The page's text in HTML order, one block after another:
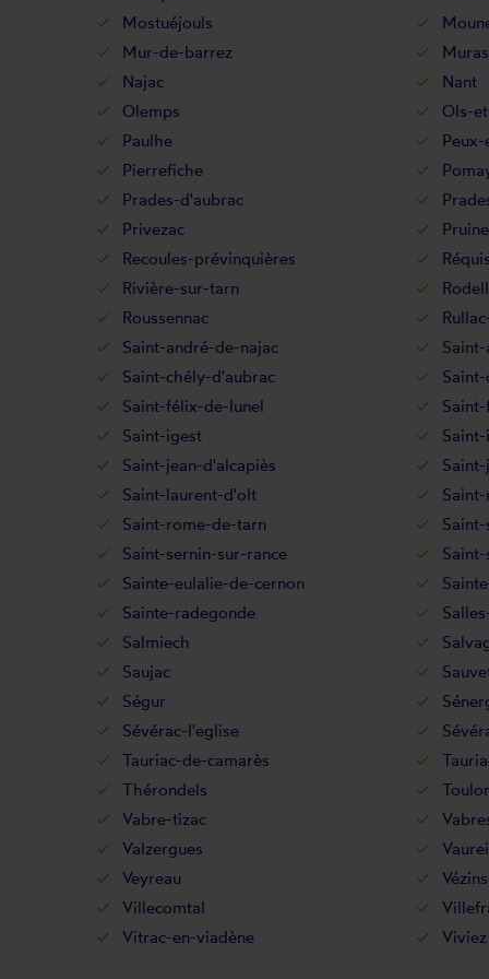
Mostuéjouls
Mur-de-barrez
Najac
Nant
Olemps
Ols-
Paulhe
Pierrefiche
Prades-d'aubrac
Privezac
Recoules-prévinquières
Rivière-sur-tarn
Roussennac
Saint-andré-de-najac
Saint-chély-d'aubrac
Saint-félix-de-lunel
Saint-igest
Saint-jean-d'alcapiès
Saint-laurent-d'olt
Saint-rome-de-tarn
Saint-sernin-sur-rance
Sainte-eulalie-de-cernon
Sainte-radegonde
Salmiech
Saujac
Ségur
Sévérac-l'eglise
Tauriac-de-camarès
Thérondels
Vabre-tizac
Valzergues
Veyreau
Villecomtal
Vitrac-en-viadène
Viviez